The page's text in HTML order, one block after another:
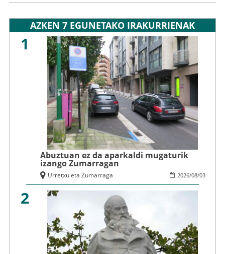
AZKEN 7 EGUNETAKO IRAKURRIENAK
1
Abuztuan ez da aparkaldi mugaturik
izango Zumarragan
2026/08/03
Urretxu eta Zumarraga
2